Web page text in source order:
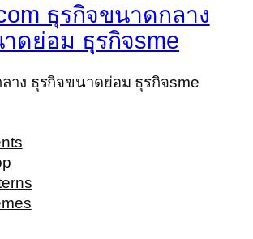
ธุรกิจขนาดกลาง
ดย่อม ธุรกิจsme
าง ธุรกิจขนาดย่อม ธุรกิจsme